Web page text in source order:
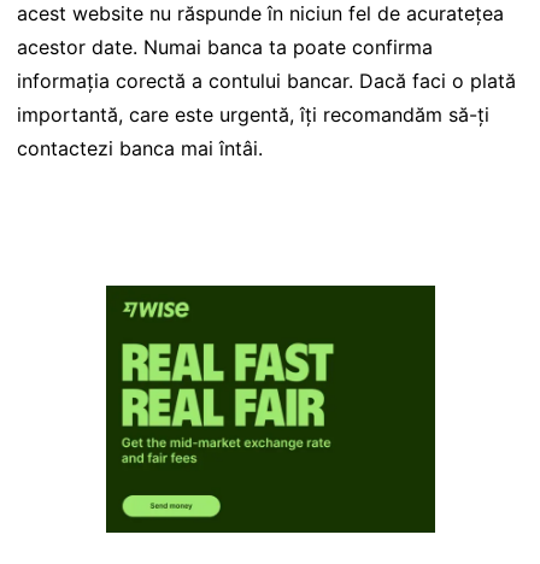
acest website nu răspunde în niciun fel de acuratețea
acestor date. Numai banca ta poate confirma
informația corectă a contului bancar. Dacă faci o plată
importantă, care este urgentă, îți recomandăm să-ți
contactezi banca mai întâi.